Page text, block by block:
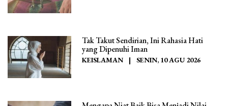
Tak Takut Sendirian, Ini Rahasia Hati
yang Dipenuhi Iman
KEISLAMAN | SENIN, 10 AGU 2026